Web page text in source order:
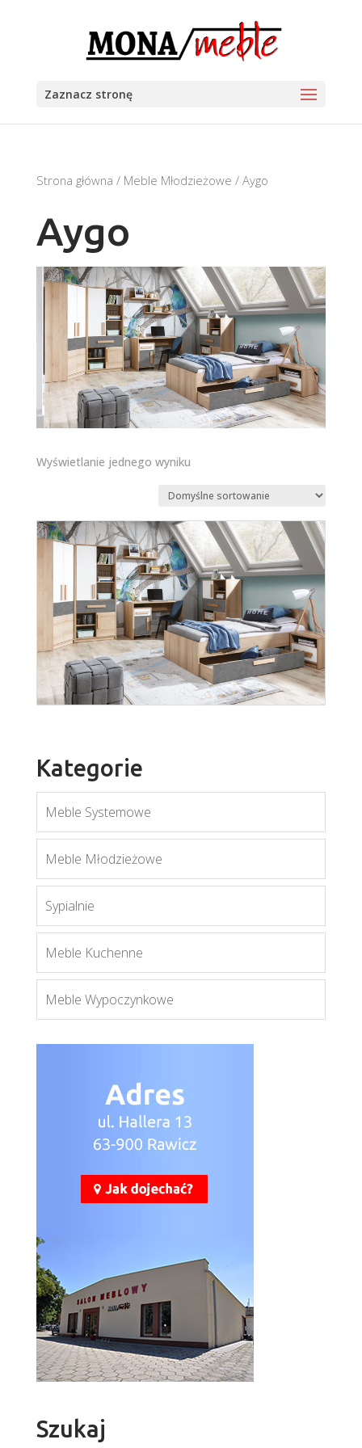
Zaznacz stronę
Strona główna / Meble Młodzieżowe / Aygo
Aygo
Wyświetlanie jednego wyniku
Aygo
Kategorie
Meble Systemowe
Meble Młodzieżowe
Sypialnie
Meble Kuchenne
Meble Wypoczynkowe
Szukaj